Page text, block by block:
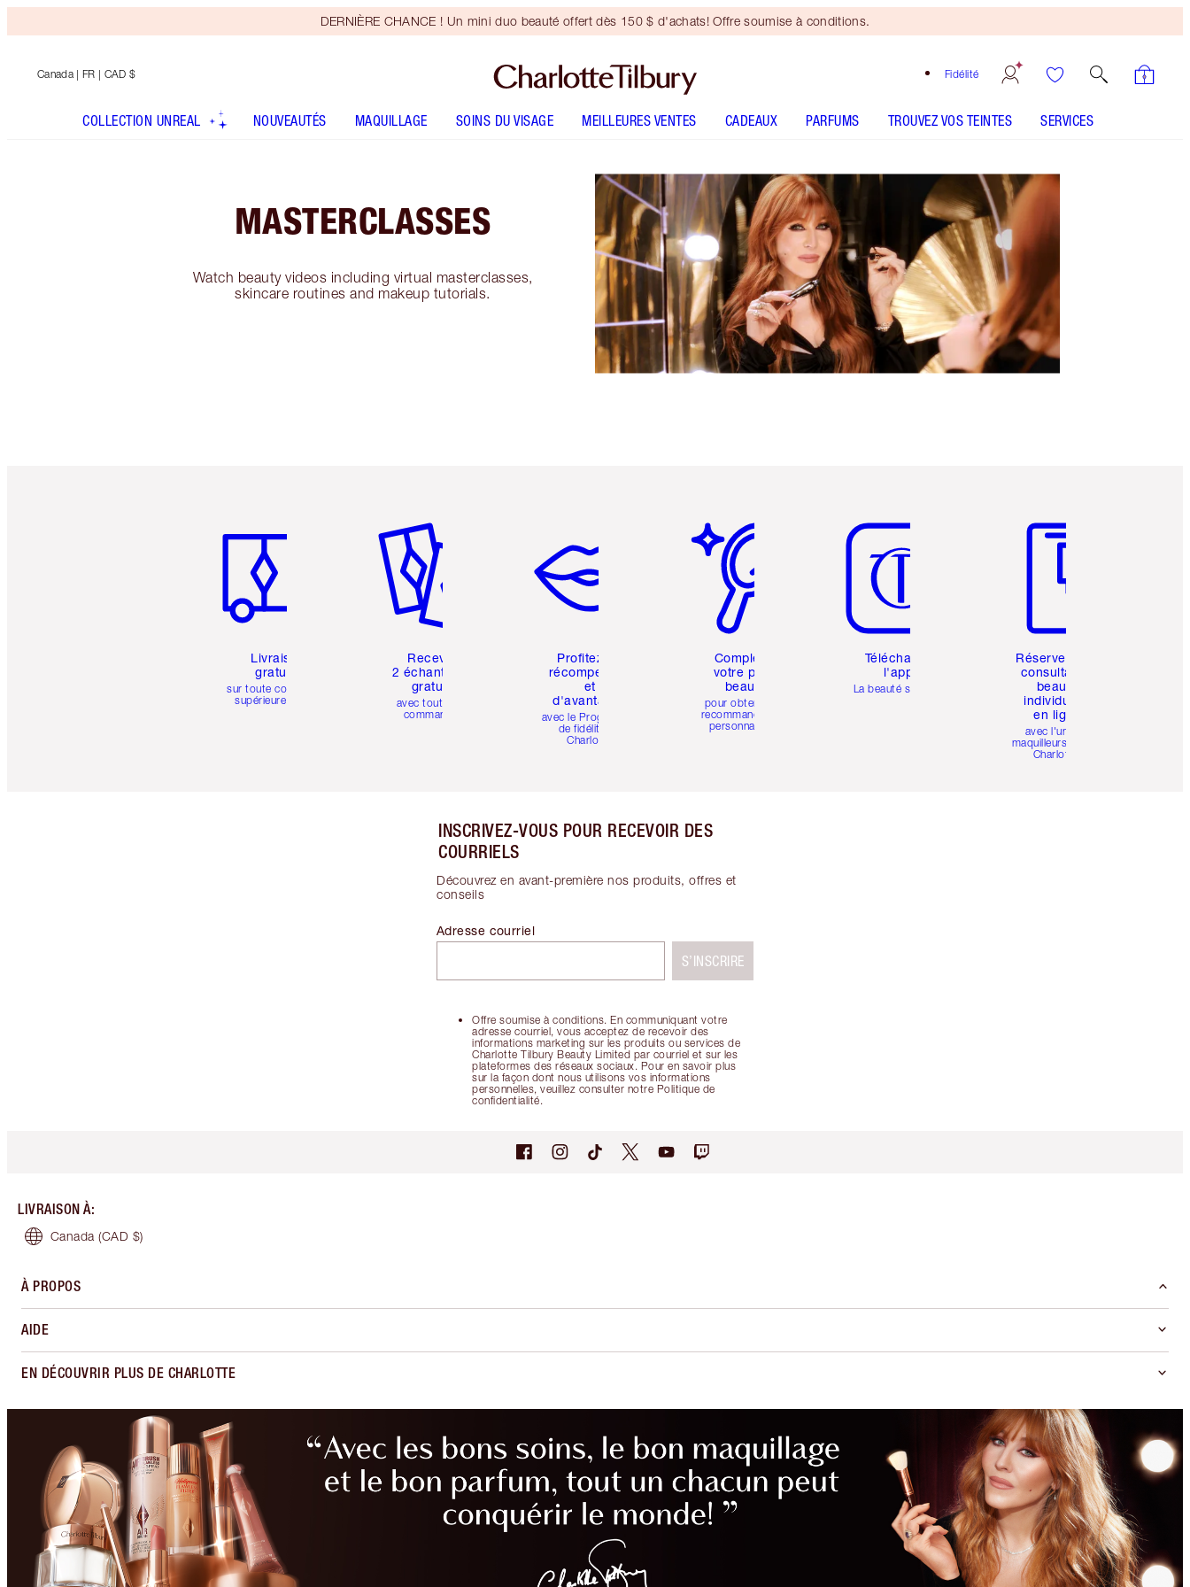
DERNIÈRE CHANCE ! Un mini duo beauté offert dès 150 $ d'achats! Offre soumise à conditions.
Fidélité
Canada | FR | CAD $
COLLECTION UNREAL NOUVEAUTÉS MAQUILLAGE SOINS DU VISAGE MEILLEURES VENTES CADEAUX PARFUMS TROUVEZ VOS TEINTES SERVICES
MASTERCLASSES
Watch beauty videos including virtual masterclasses,
skincare routines and makeup tutorials.
Livraison
gratuite
sur toute commande
supérieure à 50 $
Recevez
2 échantillons
gratuits
avec toutes les
commandes
Profitez de
récompenses
et
d'avantages
avec le Programme
de fidélité de
Charlotte
Compléter
votre profil
beauté
pour obtenir des
recommandations
personnalisées
Téléchargez
l'appli
La beauté simplifiée
Réservez une
consultation
beauté
individuelle
en ligne
avec l'un des
maquilleurs pro de
Charlotte.
INSCRIVEZ-VOUS POUR RECEVOIR DES
COURRIELS
Découvrez en avant-première nos produits, offres et
conseils
Offre soumise à conditions. En communiquant votre
adresse courriel, vous acceptez de recevoir des
informations marketing sur les produits ou services de
Charlotte Tilbury Beauty Limited par courriel et sur les
plateformes des réseaux sociaux. Pour en savoir plus
sur la façon dont nous utilisons vos informations
personnelles, veuillez consulter notre Politique de
confidentialité.
Adresse courriel
S’INSCRIRE
LIVRAISON À:
Canada (CAD $)
À PROPOS
AIDE
EN DÉCOUVRIR PLUS DE CHARLOTTE